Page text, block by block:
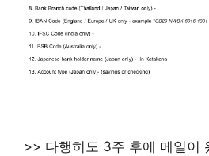
>> 다행히도 3주 후에 메일이